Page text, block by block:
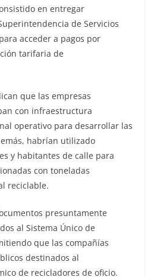
en entregar
de Servicios
acceder a pagos por
tarifaria de
que las empresas
con infraestructura
operativo para desarrollar las
habrían utilizado
y habitantes de calle para
con toneladas
reciclable.
presuntamente
al Sistema Único de
que las compañías
destinados al
de recicladores de oficio.